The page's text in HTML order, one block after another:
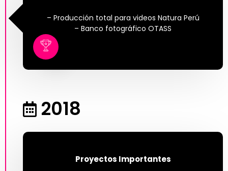
– Producción total para videos Natura Perú
– Banco fotográfico OTASS
Proyectos Importantes
2018